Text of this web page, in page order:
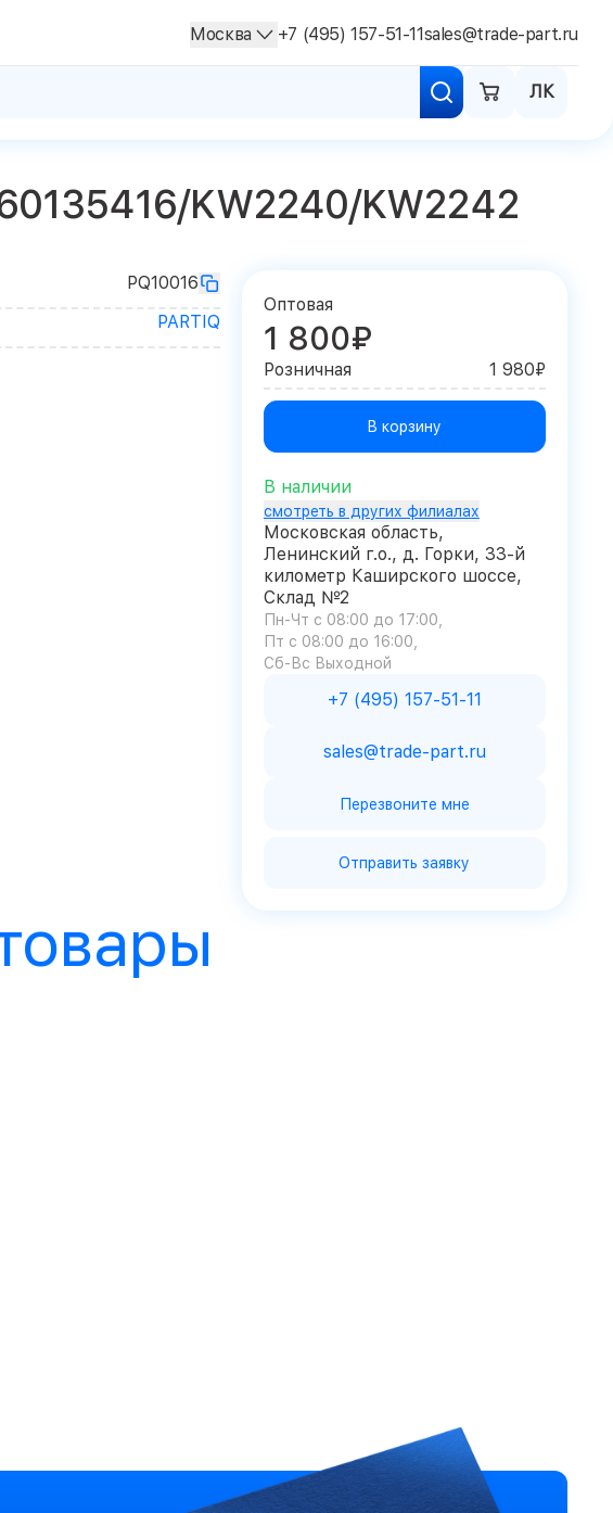
ЛК
Москва +7 (495) 157-51-11sales@trade-part.ru
KW2240/KW2242
PQ10016
PARTIQ
Оптовая
1 800₽
Розничная 1 980₽
В корзину
В наличии
смотреть в других филиалах
Московская область,
Ленинский г.о., д. Горки, 33-й
километр Каширского шоссе,
Склад №2
Пн-Чт с 08:00 до 17:00
Пт с 08:00 до 16:00
Сб-Вс Выходной
+7 (495) 157-51-11
sales@trade-part.ru
Перезвоните мне
Отправить заявку